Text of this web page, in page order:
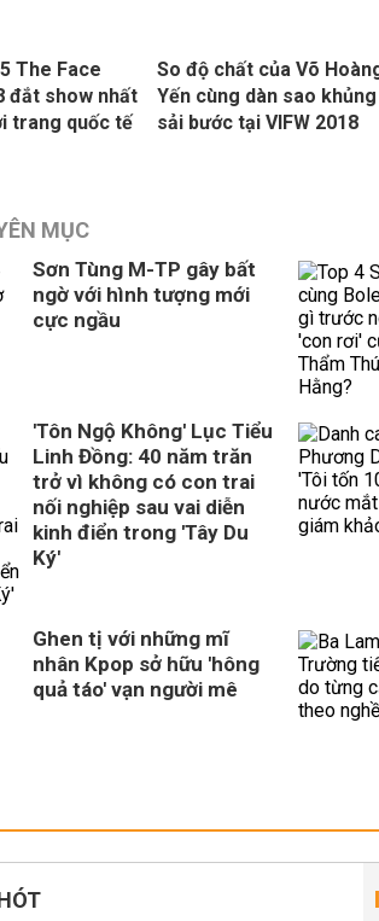
The Face
đắt show nhất
trang quốc tế
So độ chất của Võ
Yến cùng dàn sao
sải bước tại VIFW 2018
MỤC
Sơn Tùng M-TP gây bất
ngờ với hình tượng mới
cực ngầu
'Tôn Ngộ Không' Lục Tiểu
Linh Đồng: 40 năm trăn
trở vì không có con trai
nối nghiệp sau vai diễn
kinh điển trong 'Tây Du
Ký'
Ghen tị với những mĩ
nhân Kpop sở hữu 'hông
quả táo' vạn người mê